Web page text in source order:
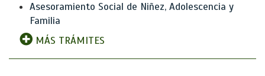
Asesoramiento Social de Niñez, Adolescencia y
Familia
MÁS TRÁMITES